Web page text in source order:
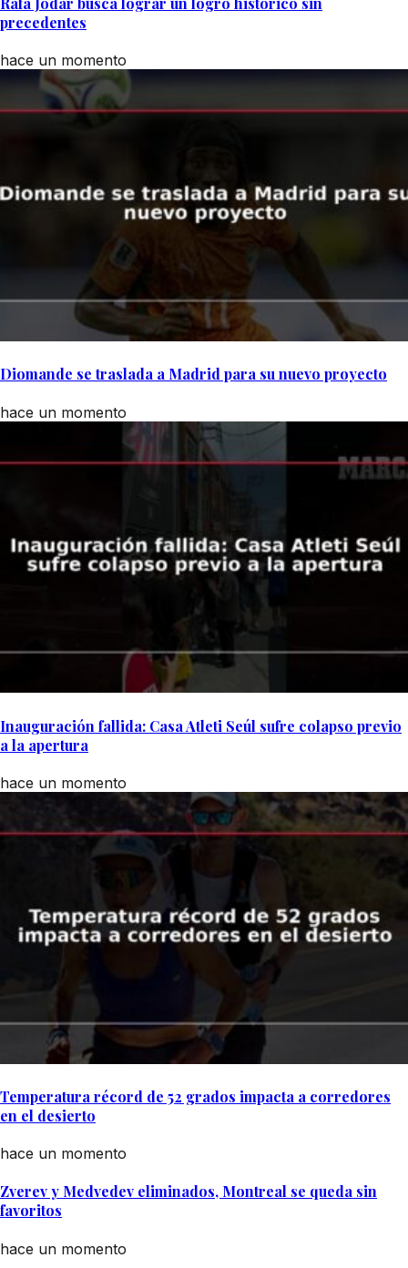
precedentes
hace un momento
Diomande se traslada a Madrid para su nuevo proyecto
hace un momento
Inauguración fallida: Casa Atleti Seúl sufre colapso previo
a la apertura
hace un momento
Temperatura récord de 52 grados impacta a corredores
en el desierto
hace un momento
Zverev y Medvedev eliminados, Montreal se queda sin
favoritos
hace un momento